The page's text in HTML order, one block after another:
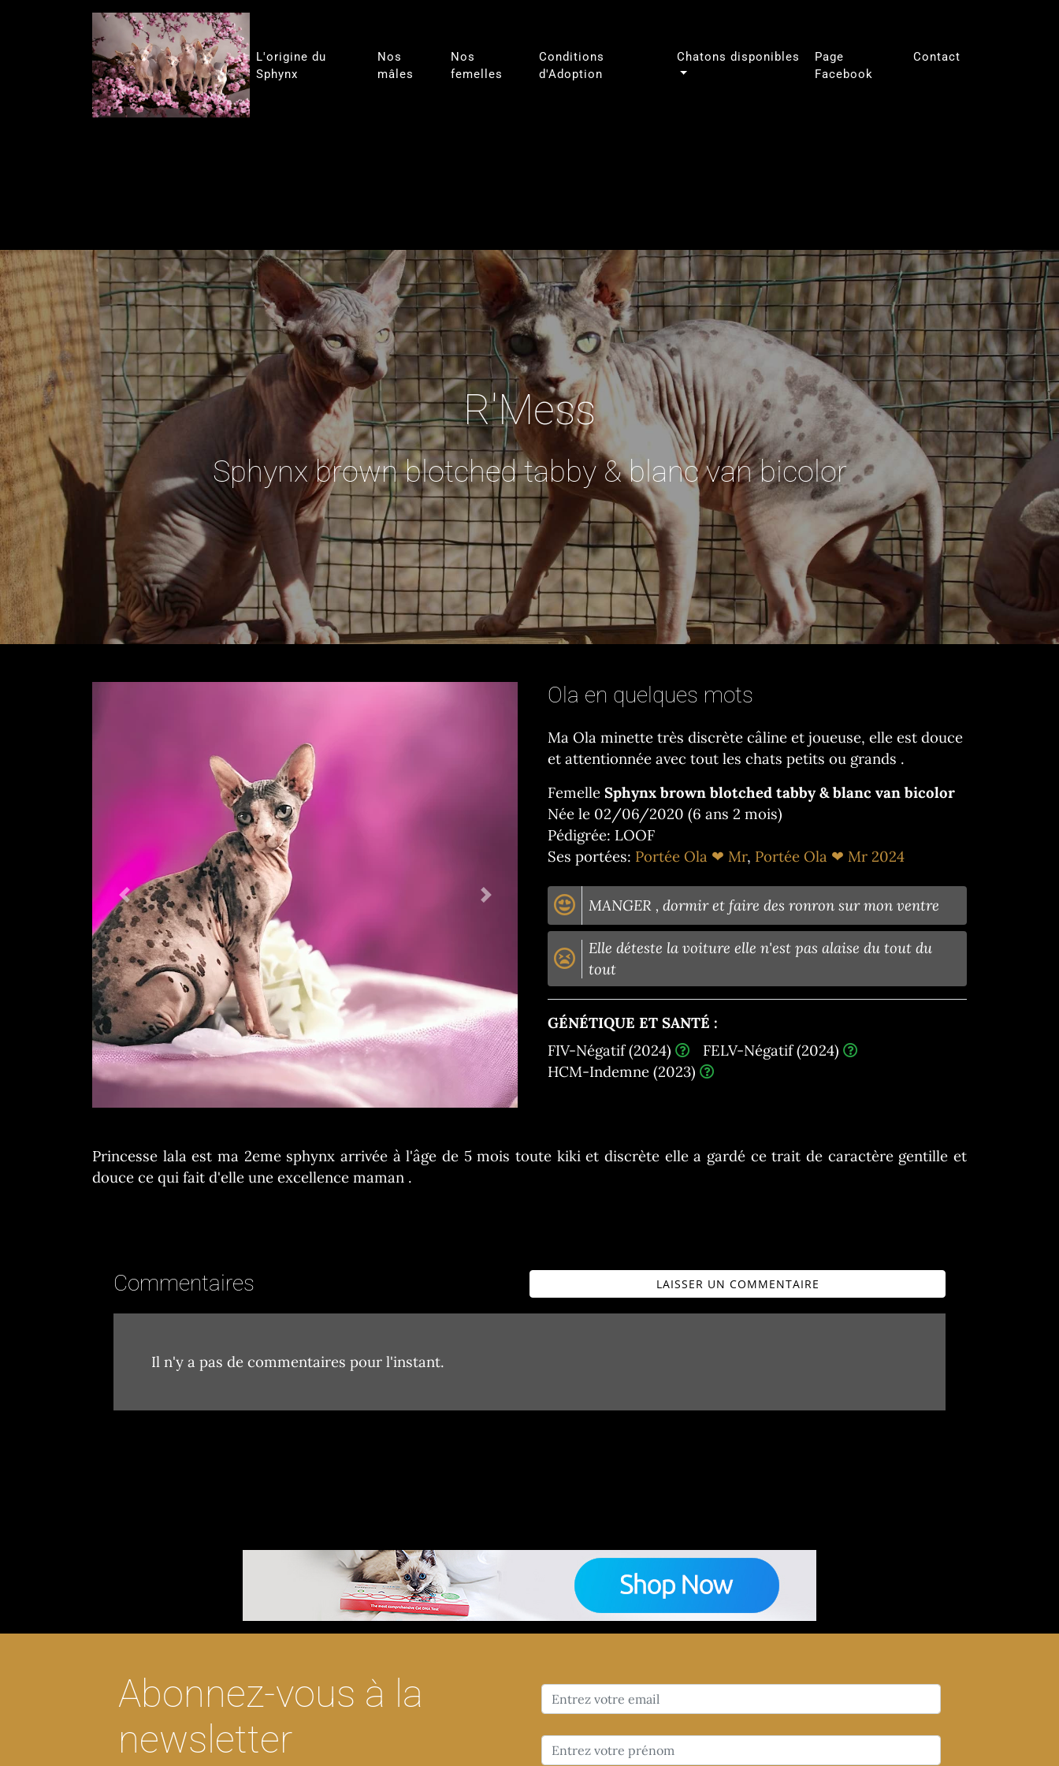
L'origine du
Sphynx
Nos
mâles
Nos
femelles
Conditions
d'Adoption
Chatons disponibles
Page
Facebook
Contact
R'Mess
Sphynx brown blotched tabby & blanc van bicolor
Previous Next
Ola en quelques mots
Ma Ola minette très discrète câline et joueuse, elle est douce
et attentionnée avec tout les chats petits ou grands .
Femelle Sphynx brown blotched tabby & blanc van bicolor
Née le 02/06/2020 (6 ans 2 mois)
Pédigrée: LOOF
Ses portées: Portée Ola ❤ Mr, Portée Ola ❤ Mr 2024
MANGER , dormir et faire des ronron sur mon ventre
Elle déteste la voiture elle n'est pas alaise du tout du
tout
GÉNÉTIQUE ET SANTÉ :
FIV-Négatif (2024)
FELV-Négatif (2024)
HCM-Indemne (2023)
Princesse lala est ma 2eme sphynx arrivée à l'âge de 5 mois toute kiki et discrète elle a gardé ce trait de caractère gentille et
douce ce qui fait d'elle une excellence maman .
Commentaires LAISSER UN COMMENTAIRE
Il n'y a pas de commentaires pour l'instant.
Abonnez-vous à la
newsletter